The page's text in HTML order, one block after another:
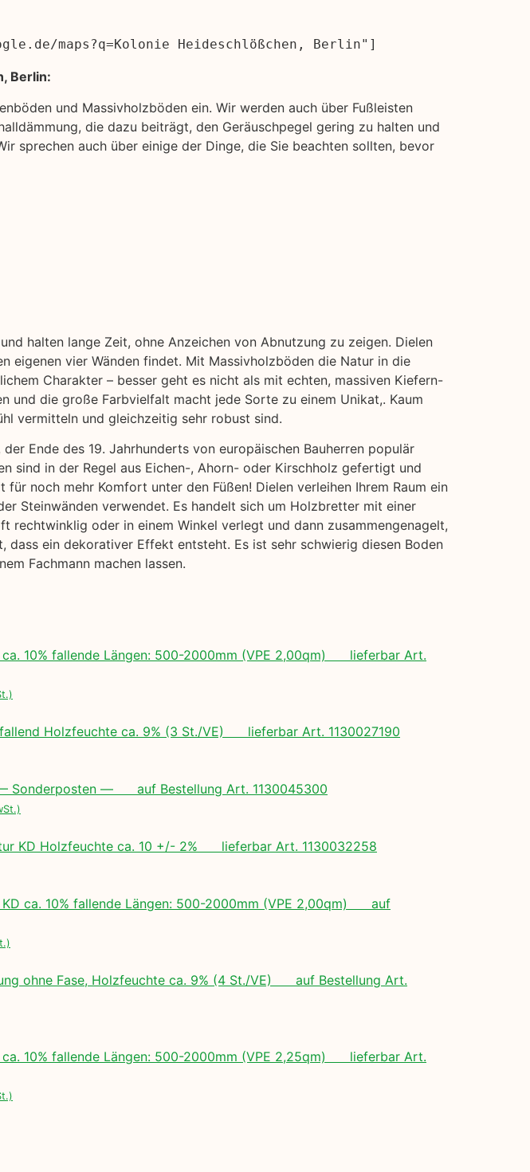
maps?q=Kolonie Heideschlößchen, Berlin"]
Berlin:
und Massivholzböden ein. Wir werden auch über Fußleisten
die dazu beiträgt, den Geräuschpegel gering zu halten und
sprechen auch über einige der Dinge, die Sie beachten sollten, bevor
halten lange Zeit, ohne Anzeichen von Abnutzung zu zeigen. Dielen
eigenen vier Wänden findet. Mit Massivholzböden die Natur in die
Charakter – besser geht es nicht als mit echten, massiven Kiefern-
und die große Farbvielfalt macht jede Sorte zu einem Unikat,. Kaum
vermitteln und gleichzeitig sehr robust sind.
der Ende des 19. Jahrhunderts von europäischen Bauherren populär
sind in der Regel aus Eichen-, Ahorn- oder Kirschholz gefertigt und
für noch mehr Komfort unter den Füßen! Dielen verleihen Ihrem Raum ein
Steinwänden verwendet. Es handelt sich um Holzbretter mit einer
oder in einem Winkel verlegt und dann zusammengenagelt,
ein dekorativer Effekt entsteht. Es ist sehr schwierig diesen Boden
Fachmann machen lassen.
ca. 10% fallende Längen: 500-2000mm (VPE 2,00qm) lieferbar Art.
Holzfeuchte ca. 9% (3 St./VE) lieferbar Art. 1130027190
— Sonderposten — auf Bestellung Art. 1130045300
KD Holzfeuchte ca. 10 +/- 2% lieferbar Art. 1130032258
KD ca. 10% fallende Längen: 500-2000mm (VPE 2,00qm) auf
ohne Fase, Holzfeuchte ca. 9% (4 St./VE) auf Bestellung Art.
ca. 10% fallende Längen: 500-2000mm (VPE 2,25qm) lieferbar Art.